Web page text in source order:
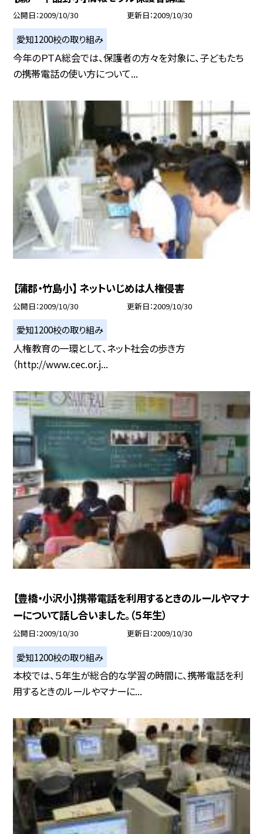
公開日 2009/10/30 更新日 2009/10/30
愛知1200校の取り組み
今年のＰＴＡ総会では、保護者の方々を対象に、子どもたち
の携帯電話の使い方について...
【蒲郡・竹島小】 ネットいじめは人権侵害
公開日 2009/10/30 更新日 2009/10/30
愛知1200校の取り組み
人権教育の一環として、ネット社会の歩き方
（http://www.cec.or.j...
【豊橋・小沢小】携帯電話を利用するときのルールやマナ
ーについて話し合いました。（５年生）
公開日 2009/10/30 更新日 2009/10/30
愛知1200校の取り組み
本校では、５年生が総合的な学習の時間に、携帯電話を利
用するときのルールやマナーに...